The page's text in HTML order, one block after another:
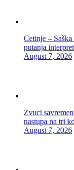
Cetinje –
putanja
August 7, 2026
Zvuci
nastupa na tri
August 7, 2026